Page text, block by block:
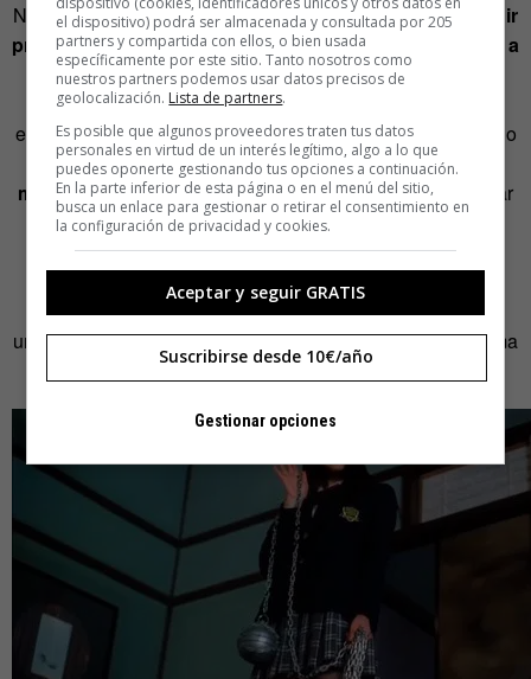
No obstante, el uniforme escolar, introducido para infundir
prestigio y orden social, se ha ido transformando poco a
pocoen un símbolo,ha salido de las aulas
convertido en tendencia —en equilibrio entre la
experimentación de alta costura y la inspiración de un estilo
rebelde—, y ha llegado a formar parte de algunos
momentos memorables de la cultura pop: ¿cómo olvidar
el icónico traje amarillo de cuadros de Cher Horowitz,
personaje interpretado por Alicia Silverston enClueless
(Fuera de onda),
el atrevido conjunto que lleva Britney
Spears en el vídeoBaby One More Timeo el inquietante
uniforme de Go Go Yubari, interpretada por Chiaki Kuriyama
enKill Bill ?
el dispositivo) podrá ser almacenada y consultada por 205
partners y compartida con ellos, o bien usada
específicamente por este sitio. Tanto nosotros como
nuestros partners podemos usar datos precisos de
geolocalización. Lista de partners.
Es posible que algunos proveedores traten tus datos
personales en virtud de un interés legítimo, algo a lo que
puedes oponerte gestionando tus opciones a continuación.
En la parte inferior de esta página o en el menú del sitio,
busca un enlace para gestionar o retirar el consentimiento en
la configuración de privacidad y cookies.
Aceptar y seguir GRATIS
Suscribirse desde 10€/año
Gestionar opciones